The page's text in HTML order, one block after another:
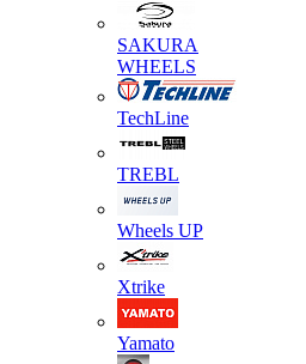
SAKURA
WHEELS
TechLine
TREBL
Wheels UP
Xtrike
Yamato